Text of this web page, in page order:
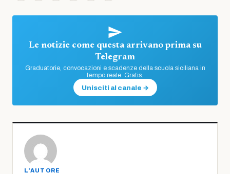
Le notizie come questa arrivano prima su
Telegram
Graduatorie, convocazioni e scadenze della scuola siciliana in
tempo reale. Gratis.
Unisciti al canale →
L'AUTORE